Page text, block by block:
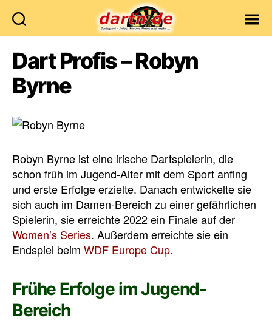
Dart Profis – Robyn
Byrne
Robyn Byrne ist eine irische Dartspielerin, die
schon früh im Jugend-Alter mit dem Sport anfing
und erste Erfolge erzielte. Danach entwickelte sie
sich auch im Damen-Bereich zu einer gefährlichen
Spielerin, sie erreichte 2022 ein Finale auf der
Women’s Series. Außerdem erreichte sie ein
Endspiel beim WDF Europe Cup.
Frühe Erfolge im Jugend-
Bereich